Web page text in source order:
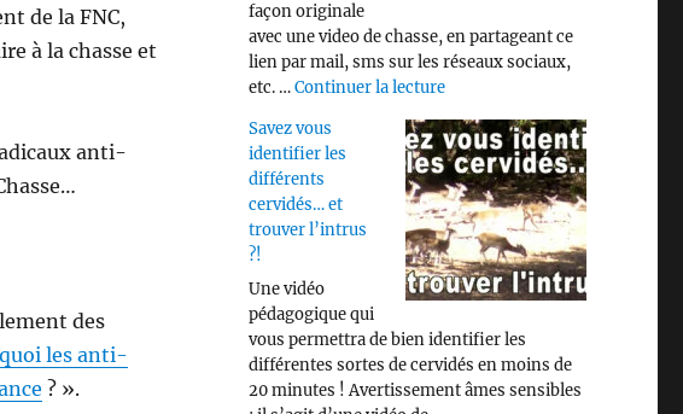
de la FNC,
à la chasse et
anti-
des
les anti-
? ».
façon originale
avec une video de chasse, en partageant ce
lien par mail, sms sur les réseaux sociaux,
etc. …Continuer la lecturede « Video « CHASSE » pour
Savez vous
identifier les
différents
cervidés… et
trouver l’intrus
?!
Une vidéo
pédagogique qui
vous permettra de bien identifier les
différentes sortes de cervidés en moins de
20 minutes ! Avertissement âmes sensibles